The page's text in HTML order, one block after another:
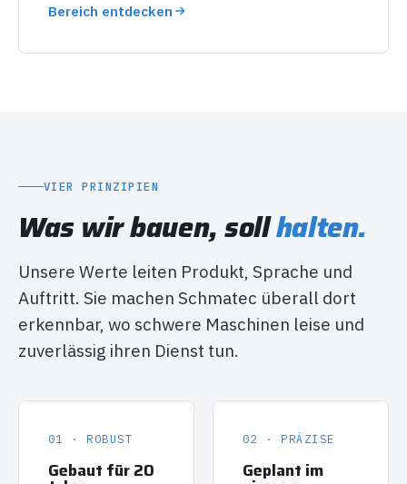
Bereich entdecken
VIER PRINZIPIEN
Was wir bauen, sollhalten.
Unsere Werte leiten Produkt, Sprache und
Auftritt. Sie machen Schmatec überall dort
erkennbar, wo schwere Maschinen leise und
zuverlässig ihren Dienst tun.
01 · ROBUST
Gebaut für 20
02 · PRÄZISE
Geplant im